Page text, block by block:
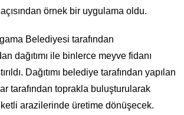
açısından örnek bir uygulama oldu.
Belediyesi tarafından
dağıtımı ile binlerce meyve fidanı
Dağıtımı belediye tarafından yapılan
tarafından toprakla buluşturularak
arazilerinde üretime dönüşecek.